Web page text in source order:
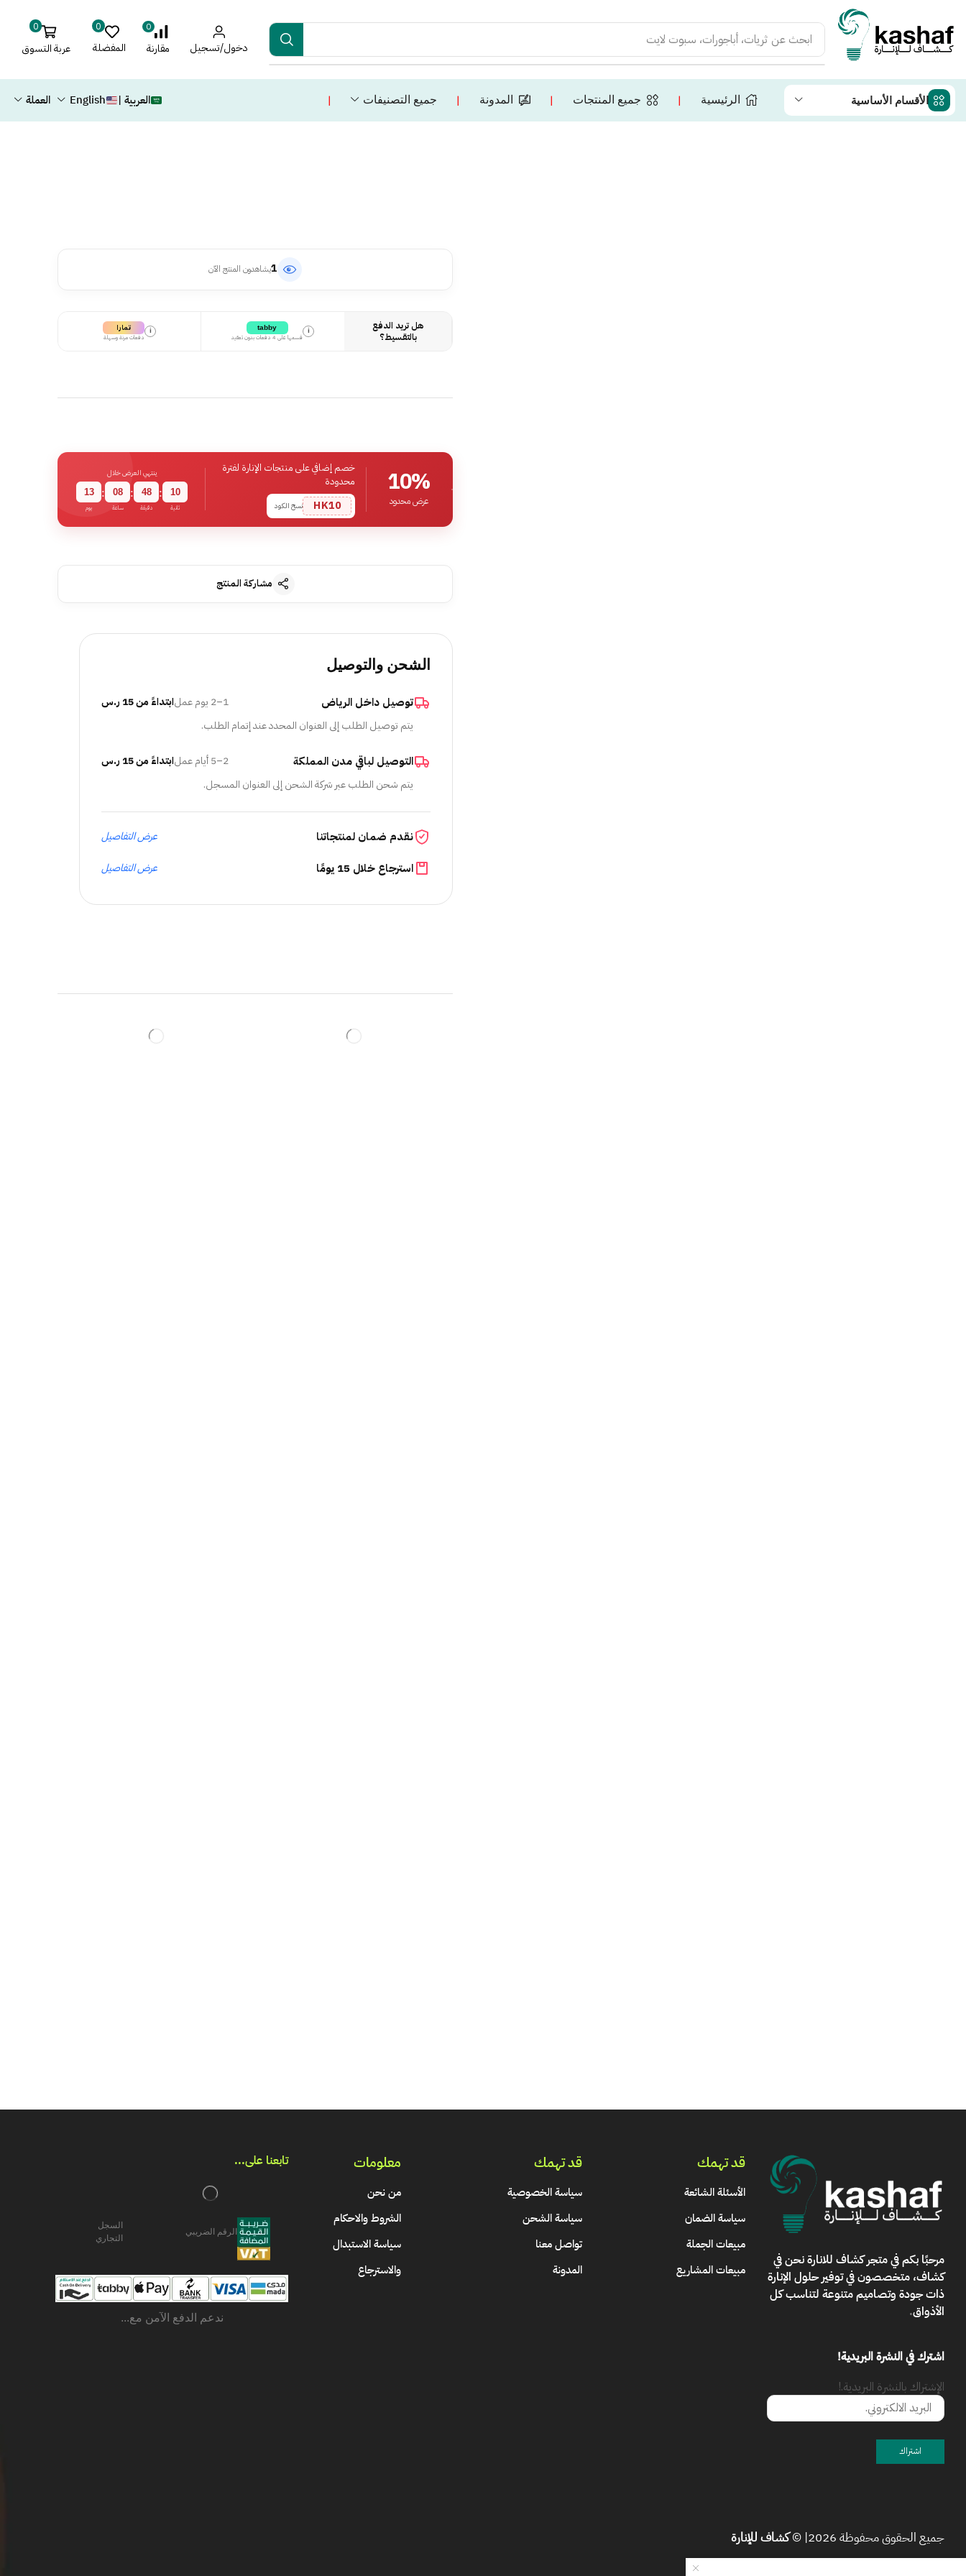
ابحث عن ثريات، أباجورات، سبوت لايت دخول/تسجيل
0
مقارنة
0
المفضلة
0
عربة التسوق
الأقسام الأساسية الرئيسية ❘ جميع المنتجات ❘ المدونة ❘ جميع التصنيفات ❘ العربية | English العملة
1يشاهدون المنتج الآن
هل تريد الدفع
بالتقسيط؟
i
tabby
قسمها على 4 دفعات بدون تعقيد
i تمارا
دفعات مرنة وسهلة
10%
عرض محدود
خصم إضافي على منتجات الإنارة لفترة
محدودة
HK10 نسخ الكود
ينتهي العرض خلال
13
يوم
: 08
ساعة
: 48
دقيقة
: 09
ثانية
مشاركة المنتج
الشحن والتوصيل
توصيل داخل الرياض 1–2 يوم عمل
ابتداءً من 15 ر.س
يتم توصيل الطلب إلى العنوان المحدد عند إتمام الطلب.
التوصيل لباقي مدن المملكة 2–5 أيام عمل
ابتداءً من 15 ر.س
يتم شحن الطلب عبر شركة الشحن إلى العنوان المسجل.
نقدم ضمان لمنتجاتنا عرض التفاصيل
استرجاع خلال 15 يومًا عرض التفاصيل
مرحبًا بكم فيمتجر كشاف للانارةنحن في
كشاف، متخصصون في توفير حلول الإنارة
ذات جودة وتصاميم متنوعة لتناسب كل
الأذواق.
اشترك في النشرة البريدية!
الإشتراك بالنشرة البريدية.!
قد تهمك
الأسئلة الشائعة
سياسة الضمان
مبيعات الجملة
مبيعات المشاريع
قد تهمك
سياسة الخصوصية
سياسة الشحن
تواصل معنا
المدونة
معلومات
من نحن
الشروط والاحكام
سياسة الاستبدال
والاسترجاع
تابعنا على...​
الرقم الضريبي
السجل
التجاري
ندعم الدفع الآمن مع...
جميع الحقوق محفوظة 2026| © كشاف للإنارة